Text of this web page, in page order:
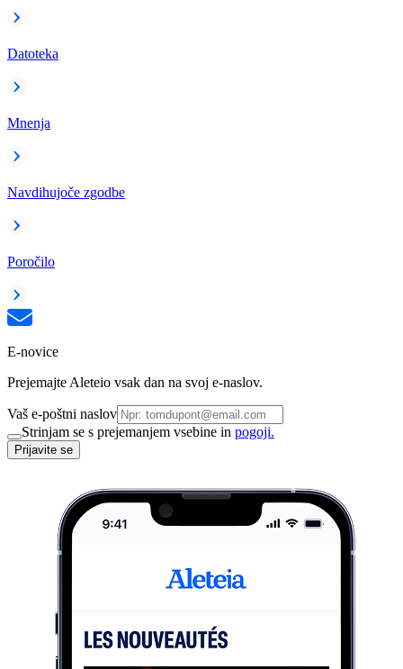
Datoteka
Mnenja
Navdihujoče zgodbe
Poročilo
E-novice
Prejemajte Aleteio vsak dan na svoj e-naslov.
Vaš e-poštni naslov
Strinjam se s prejemanjem vsebine in pogoji.
Prijavite se